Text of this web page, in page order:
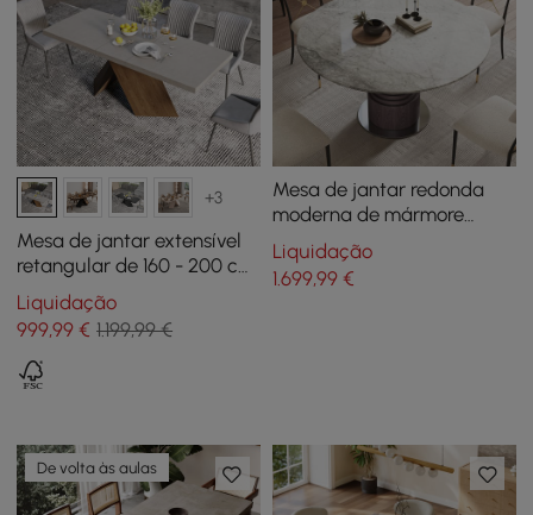
+3
Mesa de jantar extensível
retangular de 160 - 200 cm
em estilo rústico na cor
cinza
Liquidação
999,99 € 1.199,99 €
Mesa de jantar redonda
moderna de mármore
sintético de 53,5 polegadas
acomoda 4-6 pessoas
Liquidação
1.699,99€
De volta às aulas